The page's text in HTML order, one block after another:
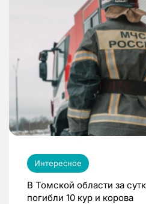
Интересное
В Томской области за
погибли 10 кур и корова